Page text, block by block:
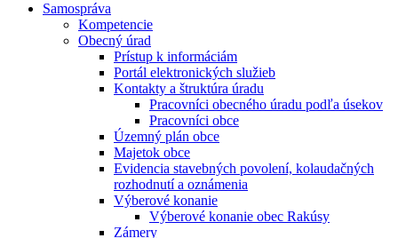
Samospráva
Kompetencie
Obecný úrad
Prístup k informáciám
Portál elektronických služieb
Kontakty a štruktúra úradu
Pracovníci obecného úradu podľa úsekov
Pracovníci obce
Územný plán obce
Majetok obce
Evidencia stavebných povolení, kolaudačných
rozhodnutí a oznámenia
Výberové konanie
Výberové konanie obec Rakúsy
Zámery